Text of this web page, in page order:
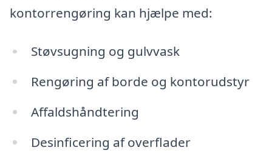
kontorrengøring kan hjælpe med:
Støvsugning og gulvvask
Rengøring af borde og kontorudstyr
Affaldshåndtering
Desinficering af overflader